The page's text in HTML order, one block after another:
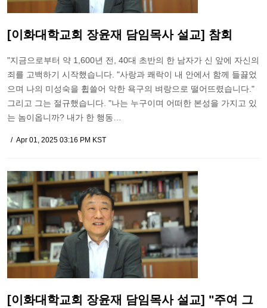
[이화대학교회 장윤재 담임목사 설교] 참회
"지금으로부터 약 1,600년 전, 40대 초반의 한 남자가 신 앞에 자신의
죄를 고백하기 시작했습니다. "사랑과 쾌락이 내 안에서 함께 들끓었
으며 나의 미성숙을 휩쓸어 악한 욕구의 벼랑으로 떨어뜨렸습니다."
그리고 그는 절규했습니다. "나는 누구이며 어떠한 본성을 가지고 있
는 놈이옵니까? 내가 한 행동…
Apr 01, 2025 03:16 PM KST
[이화대학교회 장윤재 담임목사 설교] "주여 그